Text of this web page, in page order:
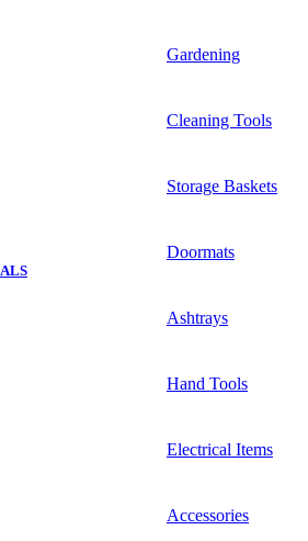
Gardening
Cleaning Tools
Storage Baskets
Doormats
Ashtrays
Hand Tools
Electrical Items
Accessories